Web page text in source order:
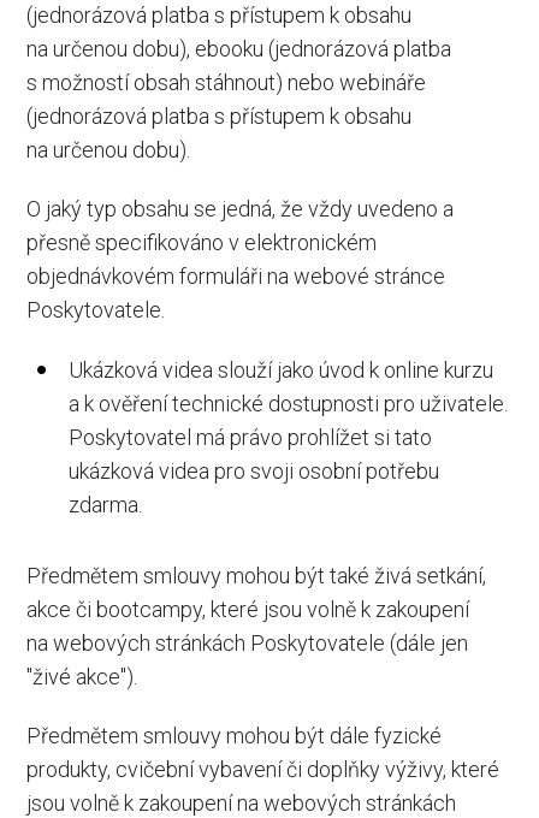
(jednorázová platba s přístupem k obsahu
na určenou dobu), ebooku (jednorázová platba
s možností obsah stáhnout) nebo webináře
(jednorázová platba s přístupem k obsahu
na určenou dobu).
O jaký typ obsahu se jedná, že vždy uvedeno a
přesně specifikováno v elektronickém
objednávkovém formuláři na webové stránce
Poskytovatele.
Ukázková videa slouží jako úvod k online kurzu
a k ověření technické dostupnosti pro uživatele.
Poskytovatel má právo prohlížet si tato
ukázková videa pro svoji osobní potřebu
zdarma.
Předmětem smlouvy mohou být také živá setkání,
akce či bootcampy, které jsou volně k zakoupení
na webových stránkách Poskytovatele (dále jen
"živé akce").
Předmětem smlouvy mohou být dále fyzické
produkty, cvičební vybavení či doplňky výživy, které
jsou volně k zakoupení na webových stránkách